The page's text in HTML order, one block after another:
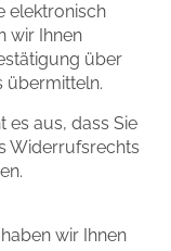
elektronisch
wir Ihnen
über
übermitteln.
es aus, dass Sie
Widerrufsrechts
wir Ihnen